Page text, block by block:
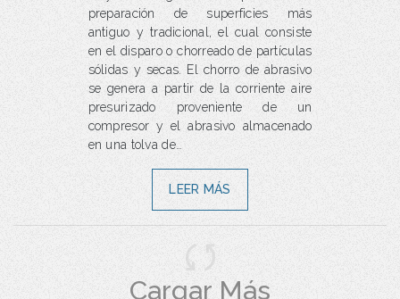
preparación de superficies más
antiguo y tradicional, el cual consiste
en el disparo o chorreado de partículas
sólidas y secas. El chorro de abrasivo
se genera a partir de la corriente aire
presurizado proveniente de un
compresor y el abrasivo almacenado
en una tolva de…
LEER MÁS
Cargar Más